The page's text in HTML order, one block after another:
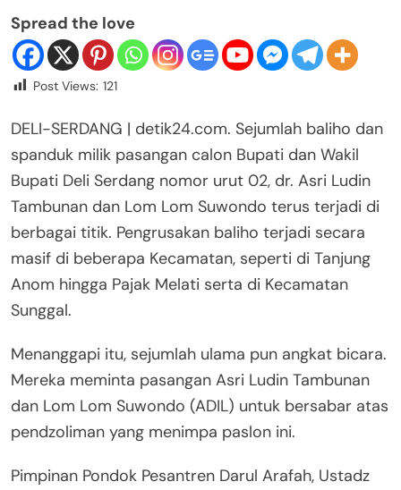
Spread the love
Post Views: 121
DELI-SERDANG | detik24.com. Sejumlah baliho dan
spanduk milik pasangan calon Bupati dan Wakil
Bupati Deli Serdang nomor urut 02, dr. Asri Ludin
Tambunan dan Lom Lom Suwondo terus terjadi di
berbagai titik. Pengrusakan baliho terjadi secara
masif di beberapa Kecamatan, seperti di Tanjung
Anom hingga Pajak Melati serta di Kecamatan
Sunggal.
Menanggapi itu, sejumlah ulama pun angkat bicara.
Mereka meminta pasangan Asri Ludin Tambunan
dan Lom Lom Suwondo (ADIL) untuk bersabar atas
pendzoliman yang menimpa paslon ini.
Pimpinan Pondok Pesantren Darul Arafah, Ustadz